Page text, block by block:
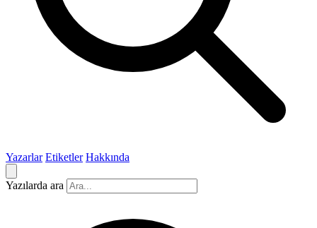
Yazarlar Etiketler Hakkında
Yazılarda ara